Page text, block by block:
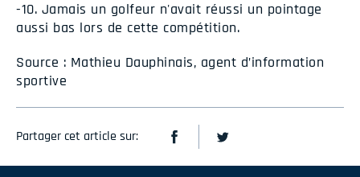
-10. Jamais un golfeur n'avait réussi un pointage
aussi bas lors de cette compétition.
Source : Mathieu Dauphinais, agent d’information
sportive
Partager cet article sur: